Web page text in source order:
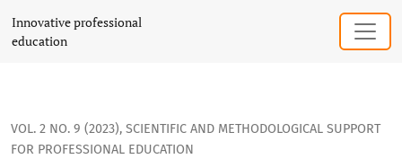
INNOVATIVE TECHNOLOGIES DURING THE TRAINING OF
Innovative professional
education
VOL. 2 NO. 9 (2023), SCIENTIFIC AND METHODOLOGICAL SUPPORT
FOR PROFESSIONAL EDUCATION